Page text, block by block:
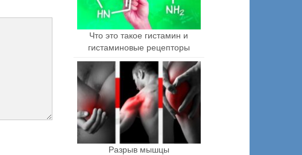
Что это такое гистамин и
гистаминовые рецепторы
Разрыв мышцы